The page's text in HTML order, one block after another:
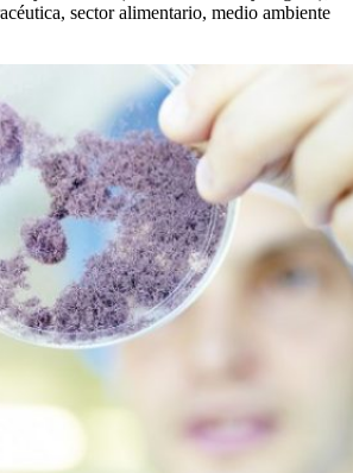
sector alimentario, medio ambiente